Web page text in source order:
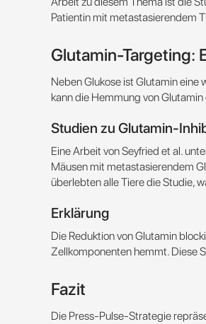
Patientin mit metastasierendem
Glutamin-Targeting:
Neben Glukose ist Glutamin eine
kann die Hemmung von
Studien zu Glutamin-
Eine Arbeit von Seyfried et al.
Mäusen mit metastasierendem
überlebten alle Tiere die Studie,
Erklärung
Die Reduktion von Glutamin
Zellkomponenten hemmt. Diese
Fazit
Die Press-Pulse-Strategie